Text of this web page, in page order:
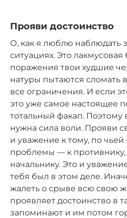
Прояви достоинство
О, как я люблю наблюдать
ситуациях. Это
поражения твои худшие
натуры пытаются сломать
все ограничения. И если
это уже самое настоящее
тотальный факап. Поэтому
нужна сила воли. Прояви
и уважение к тому, по
проблемы — к противнику,
начальнику. Это и
тебя был в этом деле.
жалеть о срыве всю свою
проявляет достоинство в
запоминают и им потом